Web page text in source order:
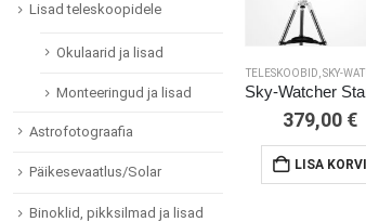
Lisad teleskoopidele
Okulaarid ja lisad
Monteeringud ja lisad
Astrofotograafia
Päikesevaatlus/Solar
Binoklid, pikksilmad ja lisad
TELESKOOBID ,SKY-
379,00 €
LISA KORVI